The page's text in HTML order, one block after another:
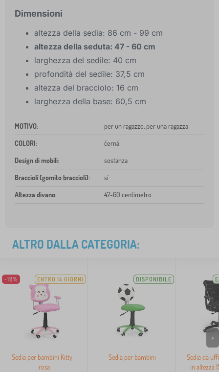
Dimensioni
altezza della sedia: 86 cm - 99 cm
altezza della seduta: 47 - 60 cm
larghezza del sedile: 40 cm
profondità del sedile: 37,5 cm
altezza del bracciolo: 16 cm
larghezza della base: 60,5 cm
MOTIVO: per un ragazzo, per una ragazza
COLORI: černá
Design di mobili: sostanza
Braccioli (gomito braccioli): sì
Altezza divano: 47-60 centimetro
ALTRO DALLA CATEGORIA:
-19% ENTRO 14 GIORNI
Sedia per bambini Kitty -
rosa
DISPONIBILE
Sedia per bambini
Sedia da
in altezza
>